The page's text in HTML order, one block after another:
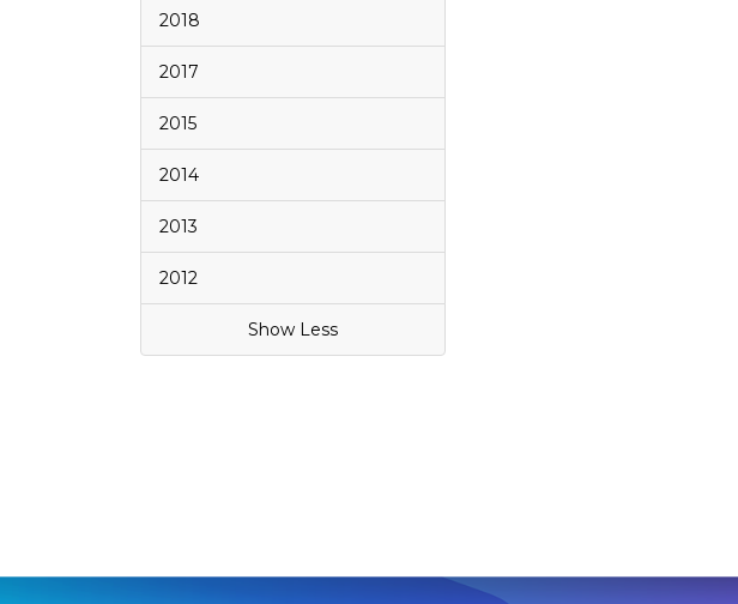
2018
2017
2015
2014
2013
2012
Show Less